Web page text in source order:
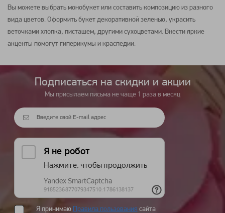
Вы можете выбрать монобукет или составить композицию из разного
вида цветов. Оформить букет декоративной зеленью, украсить
веточками хлопка, писташем, другими сухоцветами. Внести яркие
акценты помогут гиперикумы и краспедии.
Подписаться на cкидки и акции
Мы присылаем письма не чаще 1 раза в месяц
Я принимаю Правила пользования сайта